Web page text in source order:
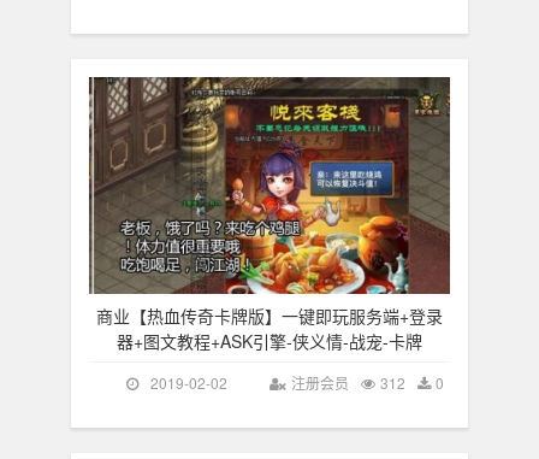
商业【热血传奇卡牌版】一键即玩服务端+登录
器+图文教程+ASK引擎-侠义情-战宠-卡牌
2019-02-02 0
312
注册会员